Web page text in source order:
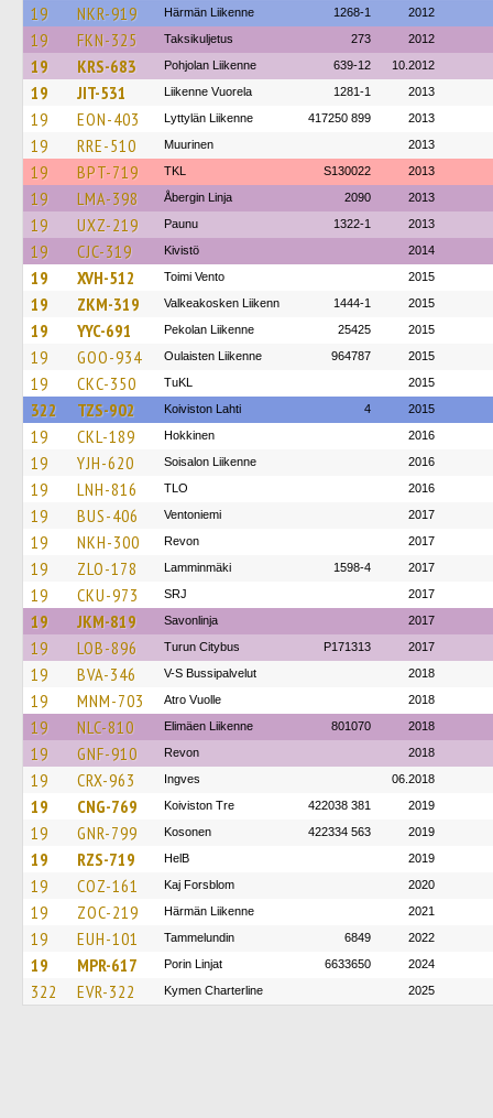
19 NKR-919 Härmän Liikenne 1268-1 2012
19 FKN-325 Taksikuljetus 273 2012
19 KRS-683 Pohjolan Liikenne 639-12 10.2012
19 JIT-531 Liikenne Vuorela 1281-1 2013
19 EON-403 Lyttylän Liikenne 417250 899 2013
19 RRE-510 Muurinen 2013
19 BPT-719 TKL S130022 2013
19 LMA-398 Åbergin Linja 2090 2013
19 UXZ-219 Paunu 1322-1 2013
19 CJC-319 Kivistö 2014
19 XVH-512 Toimi Vento 2015
19 ZKM-319 Valkeakosken Liikenn 1444-1 2015
19 YYC-691 Pekolan Liikenne 25425 2015
19 GOO-934 Oulaisten Liikenne 964787 2015
19 CKC-350 TuKL 2015
322 TZS-902 Koiviston Lahti 4 2015
19 CKL-189 Hokkinen 2016
19 YJH-620 Soisalon Liikenne 2016
19 LNH-816 TLO 2016
19 BUS-406 Ventoniemi 2017
19 NKH-300 Revon 2017
19 ZLO-178 Lamminmäki 1598-4 2017
19 CKU-973 SRJ 2017
19 JKM-819 Savonlinja 2017
19 LOB-896 Turun Citybus P171313 2017
19 BVA-346 V-S Bussipalvelut 2018
19 MNM-703 Atro Vuolle 2018
19 NLC-810 Elimäen Liikenne 801070 2018
19 GNF-910 Revon 2018
19 CRX-963 Ingves 06.2018
19 CNG-769 Koiviston Tre 422038 381 2019
19 GNR-799 Kosonen 422334 563 2019
19 RZS-719 HelB 2019
19 COZ-161 Kaj Forsblom 2020
19 ZOC-219 Härmän Liikenne 2021
19 EUH-101 Tammelundin 6849 2022
19 MPR-617 Porin Linjat 6633650 2024
322 EVR-322 Kymen Charterline 2025